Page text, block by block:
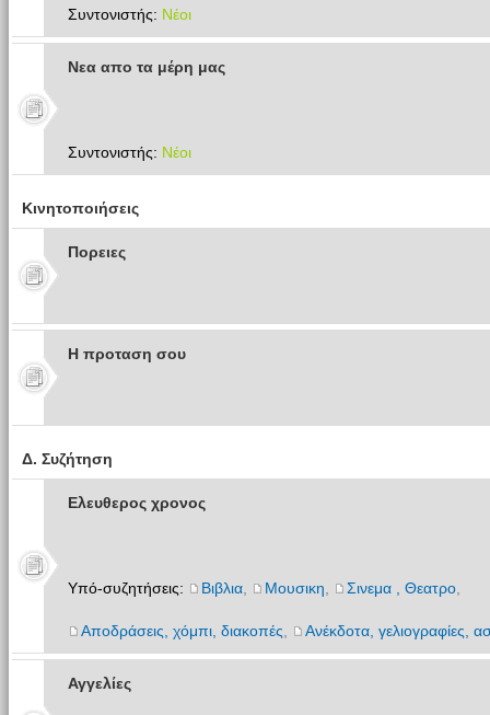
Συντονιστής: Νέοι
Νεα απο τα μέρη μας
Συντονιστής: Νέοι
Κινητοποιήσεις
Πoρειες
Η προταση σου
Δ. Συζήτηση
Ελευθερος χρονος
Υπό-συζητήσεις: Βιβλια, Μουσικη Σινεμα , Θεατρο,
Αποδράσεις, χόμπι, διακοπές Ανέκδοτα, γελιογραφίες,
Αγγελίες